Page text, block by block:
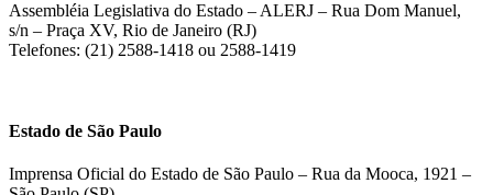
Assembléia Legislativa do Estado – ALERJ – Rua Dom Manuel,
s/n – Praça XV, Rio de Janeiro (RJ)
Telefones: (21) 2588-1418 ou 2588-1419
Estado de São Paulo
Imprensa Oficial do Estado de São Paulo – Rua da Mooca, 1921 –